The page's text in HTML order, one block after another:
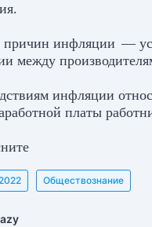
причин инфляции —
между
инфляции
платы
Обществознание